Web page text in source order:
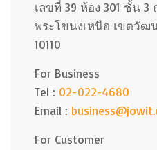
เลขที่ 39 ห้อง 301 ชั้น
พระโขนงเหนือ เขตวัฒ
10110
For Business
Tel : 02-022-4680
Email :
For Customer